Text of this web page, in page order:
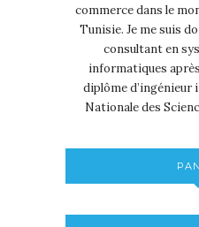
commerce dans le
Tunisie. Je me suis
consultant en
informatiques
diplôme d’ingénieur
Nationale des